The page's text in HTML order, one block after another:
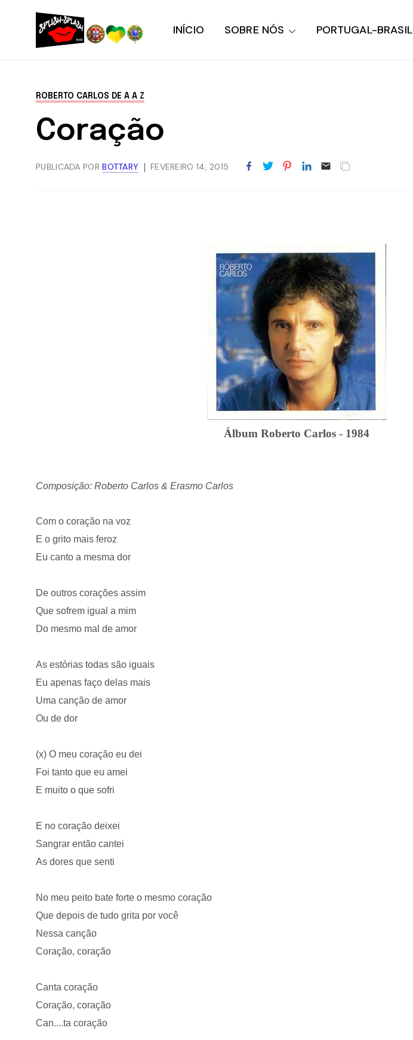
INÍCIO SOBRE NÓS PORTUGAL-BRASIL
ROBERTO CARLOS DE A A Z
Coração
PUBLICADA PORBOTTARY FEVEREIRO 14, 2015
Álbum Roberto Carlos - 1984
Composição: Roberto Carlos & Erasmo Carlos
Com o coração na voz
E o grito mais feroz
Eu canto a mesma dor
De outros corações assim
Que sofrem igual a mim
Do mesmo mal de amor
As estórias todas são iguais
Eu apenas faço delas mais
Uma canção de amor
Ou de dor
(x) O meu coração eu dei
Foi tanto que eu amei
E muito o que sofri
E no coração deixei
Sangrar então cantei
As dores que senti
No meu peito bate forte o mesmo coração
Que depois de tudo grita por você
Nessa canção
Coração, coração
Canta coração
Coração, coração
Can....ta coração